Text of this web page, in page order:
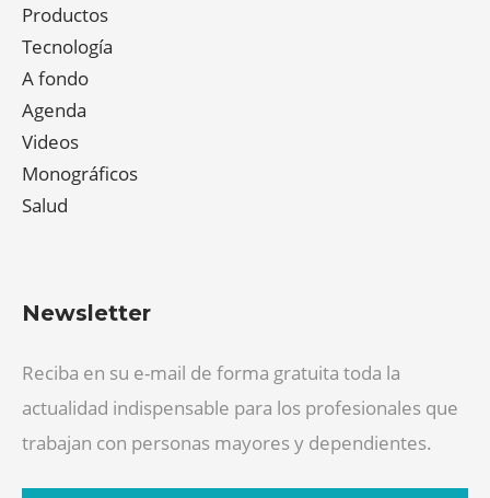
Productos
Tecnología
A fondo
Agenda
Videos
Monográficos
Salud
Newsletter
Reciba en su e-mail de forma gratuita toda la
actualidad indispensable para los profesionales que
trabajan con personas mayores y dependientes.